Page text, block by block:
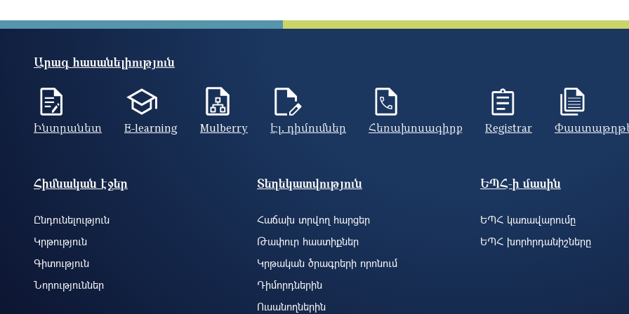
Արագ հասանելիություն
Ինտրանետ E-learning Mulberry Էլ. դիմումներ Հեռախոսագիրք Registrar
Footer site information
Հիմնական էջեր
Ընդունելություն
Կրթություն
Գիտություն
Նորություններ
Տեղեկատվություն
Հաճախ տրվող հարցեր
Թափուր հաստիքներ
Կրթական ծրագրերի որոնում
Դիմորդներին
Ուսանողներին
ԵՊՀ-ի մասին
ԵՊՀ կառավարումը
ԵՊՀ խորհրդանիշները